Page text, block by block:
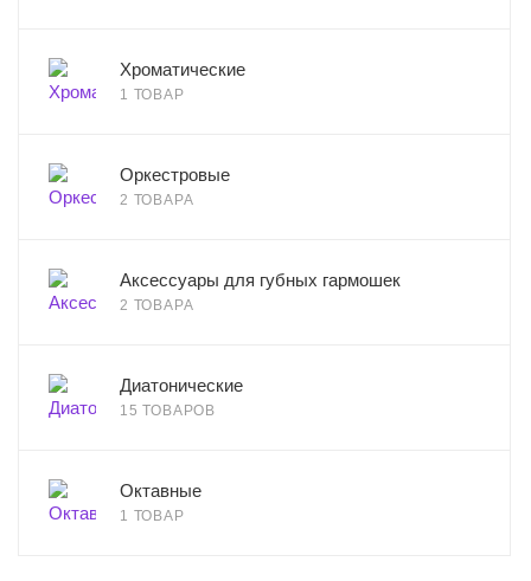
Хроматические
1 ТОВАР
Оркестровые
2 ТОВАРА
Аксессуары для губных гармошек
2 ТОВАРА
Диатонические
15 ТОВАРОВ
Октавные
1 ТОВАР